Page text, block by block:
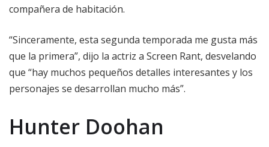
compañera de habitación.
“Sinceramente, esta segunda temporada me gusta más
que la primera”, dijo la actriz a Screen Rant, desvelando
que “hay muchos pequeños detalles interesantes y los
personajes se desarrollan mucho más”.
Hunter Doohan